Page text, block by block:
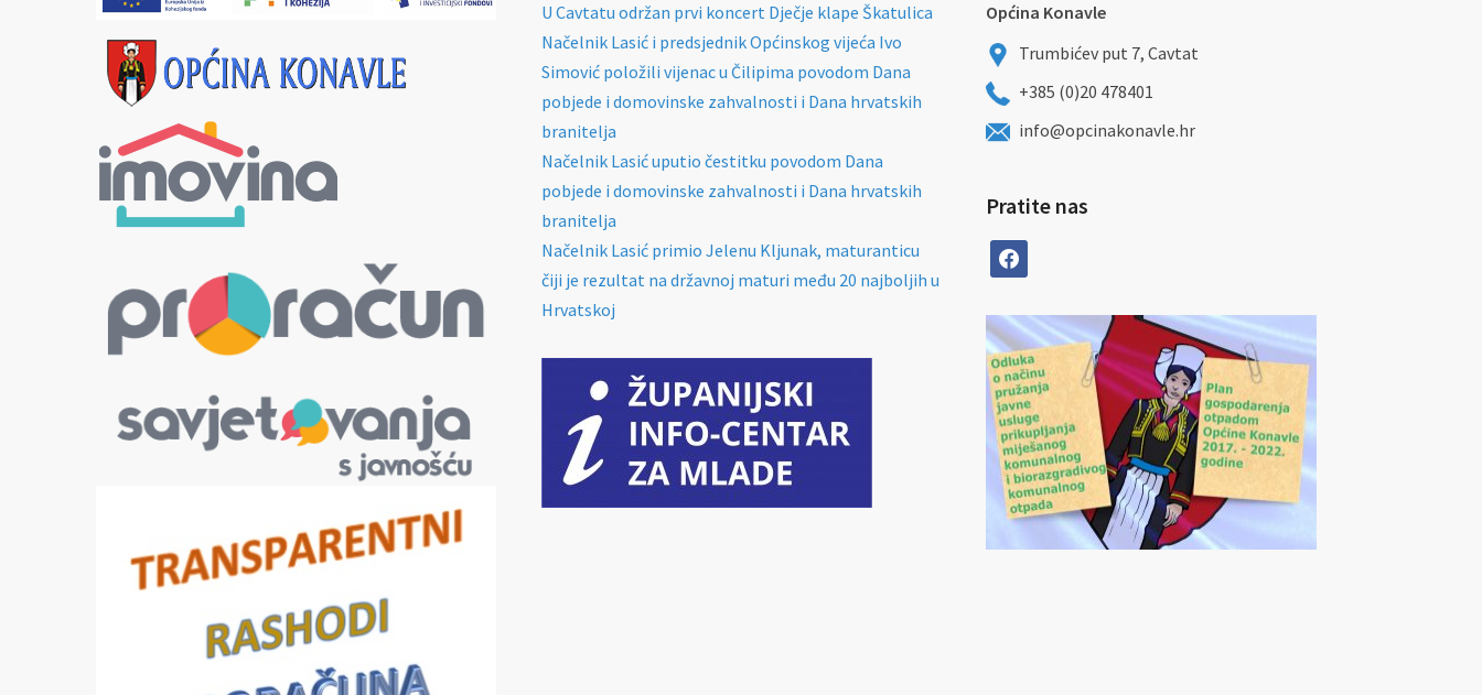
U Cavtatu održan prvi koncert Dječje klape Škatulica
Načelnik Lasić i predsjednik Općinskog vijeća Ivo
Simović položili vijenac u Čilipima povodom Dana
pobjede i domovinske zahvalnosti i Dana hrvatskih
branitelja
Načelnik Lasić uputio čestitku povodom Dana
pobjede i domovinske zahvalnosti i Dana hrvatskih
branitelja
Načelnik Lasić primio Jelenu Kljunak, maturanticu
čiji je rezultat na državnoj maturi među 20 najboljih u
Hrvatskoj
Općina Konavle
Trumbićev put 7, Cavtat
+385 (0)20 478401
info@opcinakonavle.hr
Pratite nas
facebook